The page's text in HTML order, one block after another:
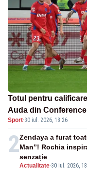
Totul pentru
Auda din
Sport·30 iul. 2026, 18:26
2
Actualitate-30 iul. 2026,
Zendaya a furat
Man”! Rochia
senzație